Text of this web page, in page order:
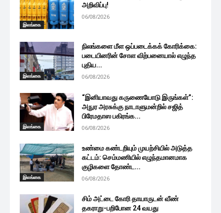
இலங்கை
அறிவிப்பு!
06/08/2026
இலங்கை
நிலங்களை மீள ஒப்படைக்கக் கோரிக்கை:
படையினரின் சோள விற்பனையால் எழுந்த
புதிய...
06/08/2026
இலங்கை
“இனியாவது கருணையோடு இருங்கள்”:
அநுர அரசுக்கு நாடாளுமன்றில் சஜித்
பிரேமதாஸ பகிரங்க...
06/08/2026
இலங்கை
உண்மை கண்டறியும் முயற்சியில் அடுத்த
கட்டம்: செம்மணியில் எழுந்தமானமாக
குழிகளை தோண்ட...
06/08/2026
சிம் அட்டை கோரி தாயாருடன் வீண்
தகராறு-பறிபோன 24 வயது